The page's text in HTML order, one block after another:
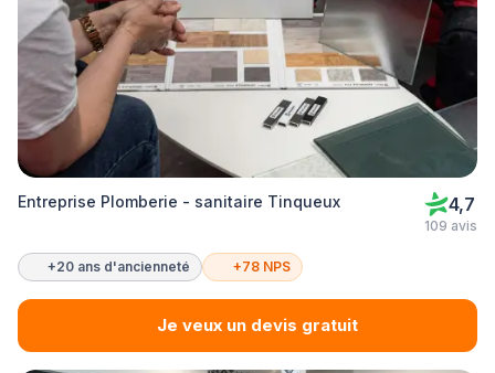
Entreprise Plomberie - sanitaire Tinqueux 4,7
109 avis
+20 ans d'ancienneté +78 NPS
Je veux un devis gratuit